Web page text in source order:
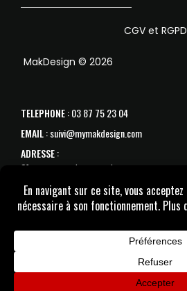
CGV et RGPD
MakDesign © 2026
TELEPHONE: 03 87 75 23 04
EMAIL: suivi@mymakdesign.com
ADRESSE:
31 avenue de Strasbourg
57070 Metz
SAV :